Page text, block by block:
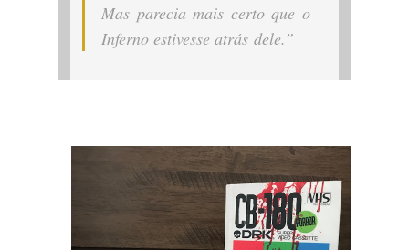
Mas parecia mais certo que o
Inferno estivesse atrás dele.”